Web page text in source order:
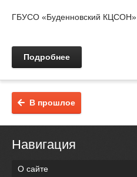
ГБУСО «Буденновский КЦСОН»
Подробнее
В прошлое
Навигация
О сайте